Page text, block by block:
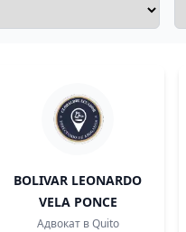
BOLIVAR LEONARDO
VELA PONCE
Адвокат в Quito